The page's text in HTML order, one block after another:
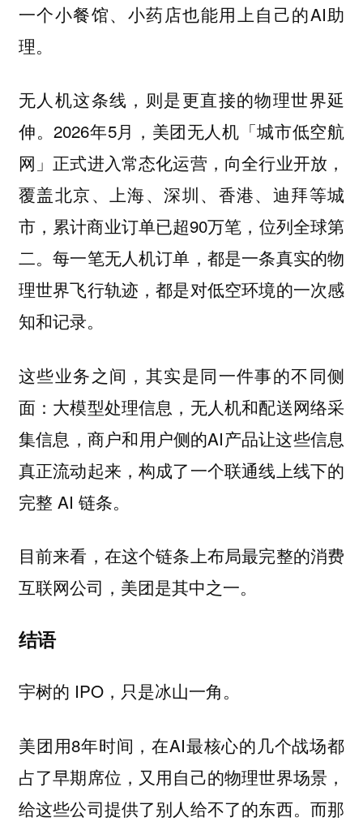
一个小餐馆、小药店也能用上自己的AI助
理。
无人机这条线，则是更直接的物理世界延
伸。2026年5月，美团无人机「城市低空航
网」正式进入常态化运营，向全行业开放，
覆盖北京、上海、深圳、香港、迪拜等城
市，累计商业订单已超90万笔，位列全球第
二。每一笔无人机订单，都是一条真实的物
理世界飞行轨迹，都是对低空环境的一次感
知和记录。
这些业务之间，其实是同一件事的不同侧
面：大模型处理信息，无人机和配送网络采
集信息，商户和用户侧的AI产品让这些信息
真正流动起来，构成了一个联通线上线下的
完整 AI 链条。
目前来看，在这个链条上布局最完整的消费
互联网公司，美团是其中之一。
结语
宇树的 IPO，只是冰山一角。
美团用8年时间，在AI最核心的几个战场都
占了早期席位，又用自己的物理世界场景，
给这些公司提供了别人给不了的东西。而那